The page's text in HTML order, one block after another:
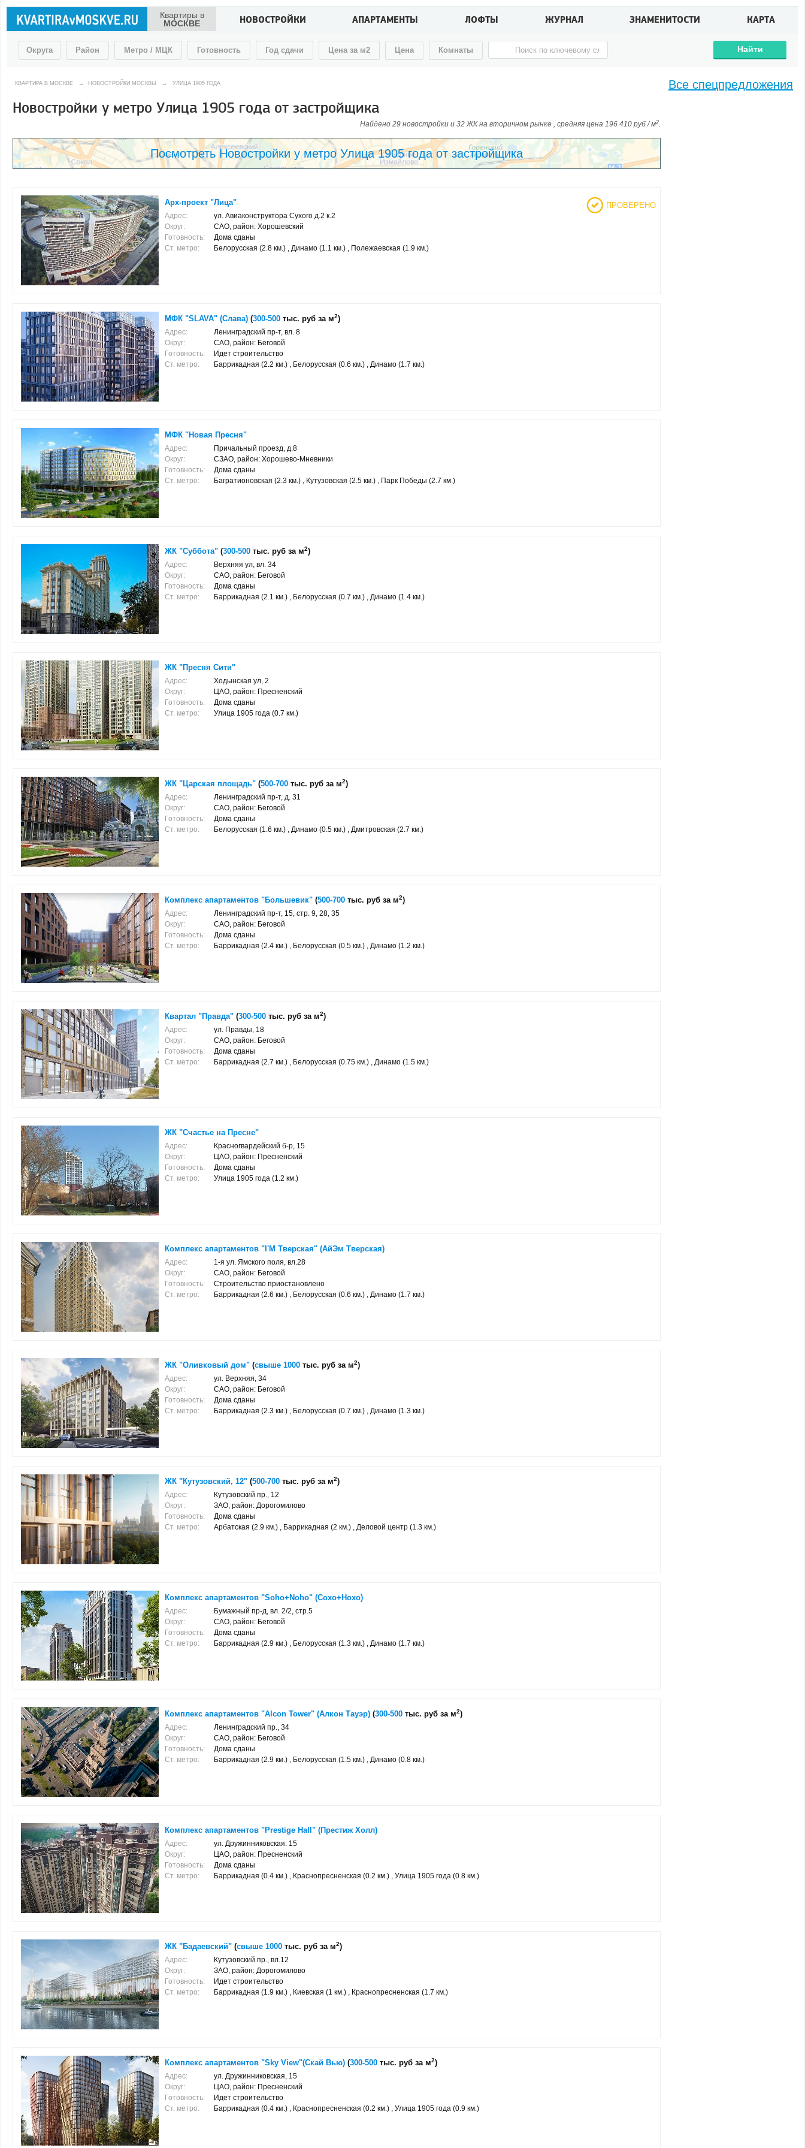
Квартиры в
МОСКВЕ
НОВОСТРОЙКИ АПАРТАМЕНТЫ ЛОФТЫ ЖУРНАЛ ЗНАМЕНИТОСТИ КАРТА
Округа Район Метро / МЦК Готовность Год сдачи Цена за м2 Цена Комнаты Найти
КВАРТИРА В МОСКВЕ → НОВОСТРОЙКИ МОСКВЫ → УЛИЦА 1905 ГОДА
Новостройки у метро Улица 1905 года от застройщика
Найдено 29 новостройки и 32 ЖК на вторичном рынке , средняя цена 196 410 руб / м2.
Посмотреть Новостройки у метро Улица 1905 года от застройщика
Арх-проект "Лица" ПРОВЕРЕНО
Адрес:
ул. Авиаконструктора Сухого д.2 к.2
Округ:
САО, район: Хорошевский
Готовность:
Дома сданы
Ст. метро:
Белорусская (2.8 км.) , Динамо (1.1 км.) , Полежаевская (1.9 км.)
МФК "SLAVA" (Слава) (300-500 тыс. руб за м2)
Адрес:
Ленинградский пр-т, вл. 8
Округ:
САО, район: Беговой
Готовность:
Идет строительство
Ст. метро:
Баррикадная (2.2 км.) , Белорусская (0.6 км.) , Динамо (1.7 км.)
МФК "Новая Пресня"
Адрес:
Причальный проезд, д.8
Округ:
СЗАО, район: Хорошево-Мневники
Готовность:
Дома сданы
Ст. метро:
Багратионовская (2.3 км.) , Кутузовская (2.5 км.) , Парк Победы (2.7 км.)
ЖК "Суббота" (300-500 тыс. руб за м2)
Адрес:
Верхняя ул, вл. 34
Округ:
САО, район: Беговой
Готовность:
Дома сданы
Ст. метро:
Баррикадная (2.1 км.) , Белорусская (0.7 км.) , Динамо (1.4 км.)
ЖК "Пресня Сити"
Адрес:
Ходынская ул, 2
Округ:
ЦАО, район: Пресненский
Готовность:
Дома сданы
Ст. метро:
Улица 1905 года (0.7 км.)
ЖК "Царская площадь" (500-700 тыс. руб за м2)
Адрес:
Ленинградский пр-т, д. 31
Округ:
САО, район: Беговой
Готовность:
Дома сданы
Ст. метро:
Белорусская (1.6 км.) , Динамо (0.5 км.) , Дмитровская (2.7 км.)
Комплекс апартаментов "Большевик" (500-700 тыс. руб за м2)
Адрес:
Ленинградский пр-т, 15, стр. 9, 28, 35
Округ:
САО, район: Беговой
Готовность:
Дома сданы
Ст. метро:
Баррикадная (2.4 км.) , Белорусская (0.5 км.) , Динамо (1.2 км.)
Квартал "Правда" (300-500 тыс. руб за м2)
Адрес:
ул. Правды, 18
Округ:
САО, район: Беговой
Готовность:
Дома сданы
Ст. метро:
Баррикадная (2.7 км.) , Белорусская (0.75 км.) , Динамо (1.5 км.)
ЖК "Счастье на Пресне"
Адрес:
Красногвардейский б-р, 15
Округ:
ЦАО, район: Пресненский
Готовность:
Дома сданы
Ст. метро:
Улица 1905 года (1.2 км.)
Комплекс апартаментов "I'M Тверская" (АйЭм Тверская)
Адрес:
1-я ул. Ямского поля, вл.28
Округ:
САО, район: Беговой
Готовность:
Строительство приостановлено
Ст. метро:
Баррикадная (2.6 км.) , Белорусская (0.6 км.) , Динамо (1.7 км.)
ЖК "Оливковый дом" (свыше 1000 тыс. руб за м2)
Адрес:
ул. Верхняя, 34
Округ:
САО, район: Беговой
Готовность:
Дома сданы
Ст. метро:
Баррикадная (2.3 км.) , Белорусская (0.7 км.) , Динамо (1.3 км.)
ЖК "Кутузовский, 12" (500-700 тыс. руб за м2)
Адрес:
Кутузовский пр., 12
Округ:
ЗАО, район: Дорогомилово
Готовность:
Дома сданы
Ст. метро:
Арбатская (2.9 км.) , Баррикадная (2 км.) , Деловой центр (1.3 км.)
Комплекс апартаментов "Soho+Noho" (Сохо+Нохо)
Адрес:
Бумажный пр-д, вл. 2/2, стр.5
Округ:
САО, район: Беговой
Готовность:
Дома сданы
Ст. метро:
Баррикадная (2.9 км.) , Белорусская (1.3 км.) , Динамо (1.7 км.)
Комплекс апартаментов "Alcon Tower" (Алкон Тауэр) (300-500 тыс. руб за м2)
Адрес:
Ленинградский пр., 34
Округ:
САО, район: Беговой
Готовность:
Дома сданы
Ст. метро:
Баррикадная (2.9 км.) , Белорусская (1.5 км.) , Динамо (0.8 км.)
Комплекс апартаментов "Prestige Hall" (Престиж Холл)
Адрес:
ул. Дружинниковская. 15
Округ:
ЦАО, район: Пресненский
Готовность:
Дома сданы
Ст. метро:
Баррикадная (0.4 км.) , Краснопресненская (0.2 км.) , Улица 1905 года (0.8 км.)
ЖК "Бадаевский" (свыше 1000 тыс. руб за м2)
Адрес:
Кутузовский пр., вл.12
Округ:
ЗАО, район: Дорогомилово
Готовность:
Идет строительство
Ст. метро:
Баррикадная (1.9 км.) , Киевская (1 км.) , Краснопресненская (1.7 км.)
Комплекс апартаментов "Sky View"(Скай Вью) (300-500 тыс. руб за м2)
Адрес:
ул. Дружинниковская, 15
Округ:
ЦАО, район: Пресненский
Готовность:
Идет строительство
Ст. метро:
Баррикадная (0.4 км.) , Краснопресненская (0.2 км.) , Улица 1905 года (0.9 км.)
Все спецпредложения